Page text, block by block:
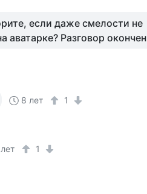
если даже смелости не
аватарке? Разговор окончен
8 лет 1
1